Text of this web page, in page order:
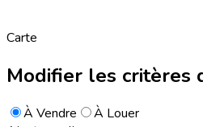
Carte
Modifier les critères
À Vendre
À Louer